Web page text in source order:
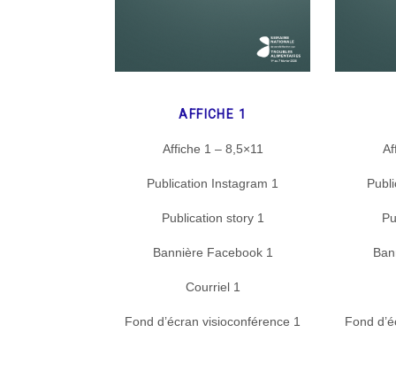
AFFICHE 1
Affiche 1 – 8,5×11
Publication Instagram 1
Publication story 1
Bannière Facebook 1
Courriel 1
Fond d’écran visioconférence 1 Fond